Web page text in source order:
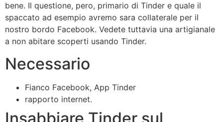
bene. Il questione, pero, primario di Tinder e quale il
spaccato ad esempio avremo sara collaterale per il
nostro bordo Facebook. Vedete tuttavia una artigianale
a non abitare scoperti usando Tinder.
Necessario
Fianco Facebook, App Tinder
rapporto internet.